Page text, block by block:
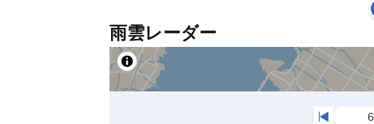
雨雲レーダー